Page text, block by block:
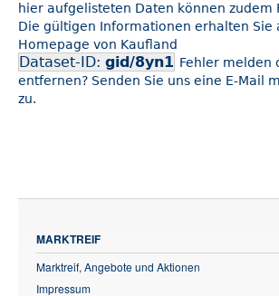
hier aufgelisteten Daten können zudem
Die gültigen Informationen erhalten Sie
Homepage von Kaufland
Dataset-ID: gid/8yn1 Fehler melden
entfernen? Senden Sie uns eine E-Mail
zu.
MARKTREIF
Marktreif, Angebote und Aktionen
Impressum